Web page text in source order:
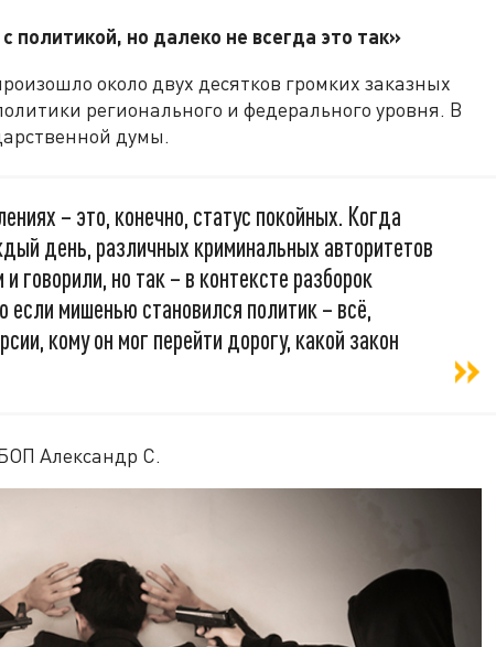
политикой, но далеко не всегда это так»
около двух десятков громких заказных
регионального и федерального уровня. В
думы.
– это, конечно, статус покойных. Когда
день, различных криминальных авторитетов
говорили, но так – в контексте разборок
мишенью становился политик – всё,
кому он мог перейти дорогу, какой закон
Александр С.